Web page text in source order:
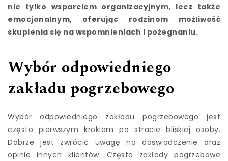
nie tylko wsparciem organizacyjnym, lecz także
emocjonalnym, oferując rodzinom możliwość
skupienia się na wspomnieniach i pożegnaniu.
Wybór odpowiedniego
zakładu pogrzebowego
Wybór odpowiedniego zakładu pogrzebowego jest
często pierwszym krokiem po stracie bliskiej osoby.
Dobrze jest zwrócić uwagę na doświadczenie oraz
opinie innych klientów. Często zakłady pogrzebowe